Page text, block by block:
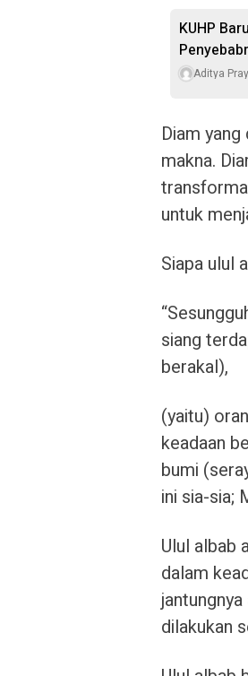
KUHP
Aditya
Diam
makna.
untuk
Siapa ulul
siang
berakal),
(yaitu)
keadaan
bumi
ini sia-sia;
Ulul albab
dalam
dilakukan